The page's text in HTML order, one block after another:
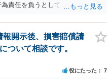
責任を負うとしても、違約金を
到底被害感情を満足させられる
め、口外禁止条項とともに口外
）を定めることには、大きな意
止条項を設けると、正当な理由
ができなくなります。そのた
れてしまうと困るようなケース
開示後、損害賠償請
ついて相談です。
役にたった 7